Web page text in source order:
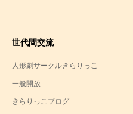
世代間交流
人形劇サークルきらりっこ
一般開放
きらりっこブログ